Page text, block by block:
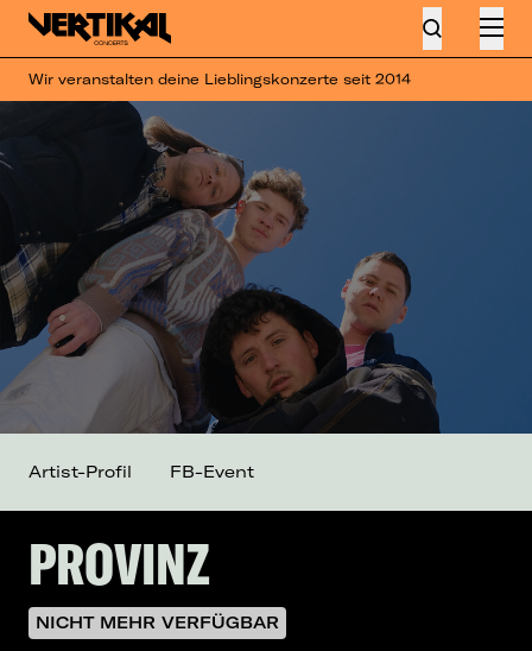
Wir veranstalten deine Lieblingskonzerte seit 2014
PROVINZ
NICHT MEHR VERFÜGBAR
Artist-Profil FB-Event